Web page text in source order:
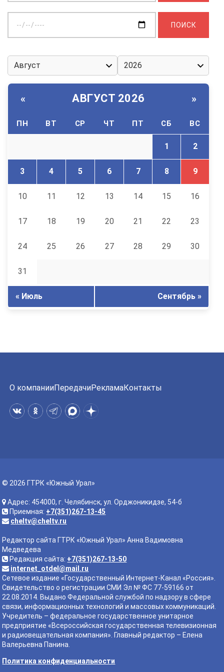
дату:
« АВГУСТ 2026 »
ПН ВТ СР ЧТ ПТ СБ ВС
1 2
3 4 5 6 7 8 9
10 11 12 13 14 15 16
17 18 19 20 21 22 23
24 25 26 27 28 29 30
31
« Июль Сентябрь »
О компанииПередачиРекламаКонтакты
© 2026 ГТРК «Южный Урал»
Адрес: 454000, г. Челябинск, ул. Орджоникидзе, 54-б
Приемная: +7(351)267-13-45
cheltv@cheltv.ru
Редактор сайта ГТРК «Южный Урал» Анна Вадимовна
Медведева
Редакция сайта: +7(351)267-13-50
internet_otdel@mail.ru
Сетевое издание «Государственный Интернет-Канал «Россия».
Свидетельство о регистрации СМИ Эл № ФС 77-59166 от
22.08.2014. Выдано Федеральной службой по надзору в сфере
связи, информационных технологий и массовых коммуникаций.
Учредитель – федеральное государственное унитарное
предприятие «Всероссийская государственная телевизионная
и радиовещательная компания». Главный редактор – Елена
Валерьевна Панина.
Политика конфиденциальности